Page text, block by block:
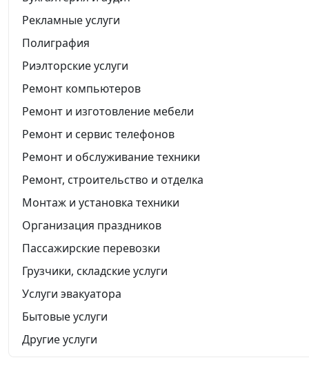
Рекламные услуги
Полиграфия
Риэлторские услуги
Ремонт компьютеров
Ремонт и изготовление мебели
Ремонт и сервис телефонов
Ремонт и обслуживание техники
Ремонт, строительство и отделка
Монтаж и установка техники
Организация праздников
Пассажирские перевозки
Грузчики, складские услуги
Услуги эвакуатора
Бытовые услуги
Другие услуги